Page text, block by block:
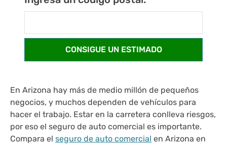
En Arizona hay más de medio millón de pequeños
negocios, y muchos dependen de vehículos para
hacer el trabajo. Estar en la carretera conlleva riesgos,
por eso el seguro de auto comercial es importante.
Compara el seguro de auto comercial en Arizona en